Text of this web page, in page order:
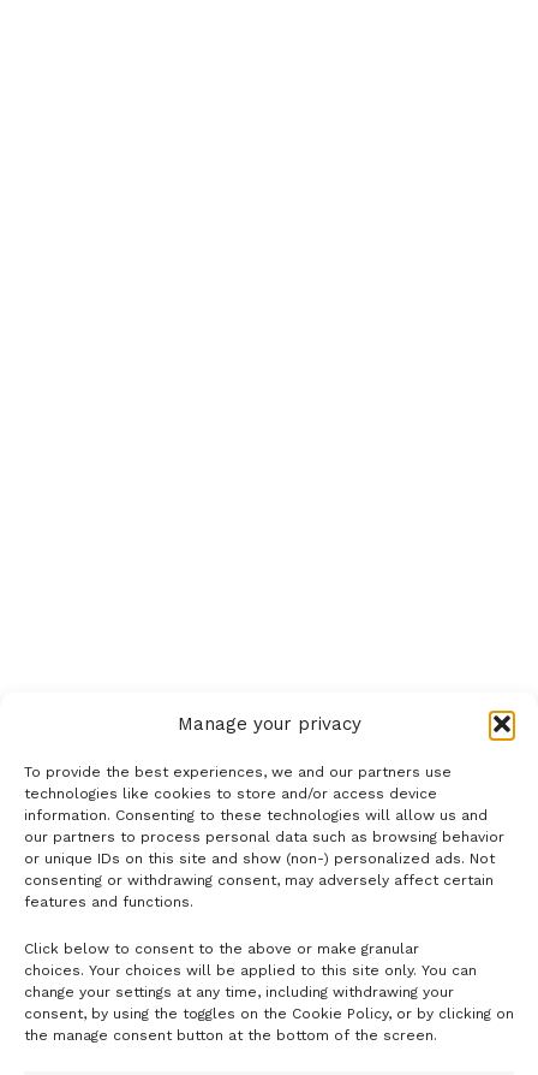
Manage your privacy
To provide the best experiences, we and our partners use
technologies like cookies to store and/or access device
information. Consenting to these technologies will allow us and
our partners to process personal data such as browsing behavior
or unique IDs on this site and show (non-) personalized ads. Not
consenting or withdrawing consent, may adversely affect certain
features and functions.
Click below to consent to the above or make granular
choices. Your choices will be applied to this site only. You can
change your settings at any time, including withdrawing your
consent, by using the toggles on the Cookie Policy, or by clicking on
the manage consent button at the bottom of the screen.
- H I R D E T É S -